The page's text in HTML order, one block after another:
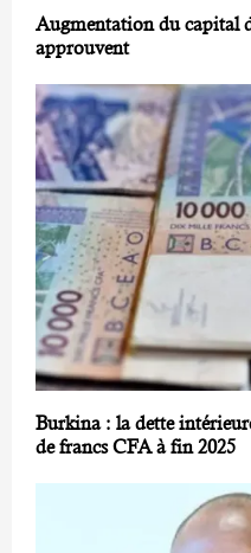
Augmentation du capital
approuvent
Burkina : la dette
de francs CFA à fin 2025